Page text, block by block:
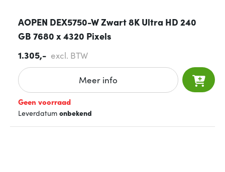
AOPEN DEX5750-W Zwart 8K Ultra HD 240
GB 7680 x 4320 Pixels
1.305,- excl. BTW
Meer info
Geen voorraad
Leverdatum onbekend